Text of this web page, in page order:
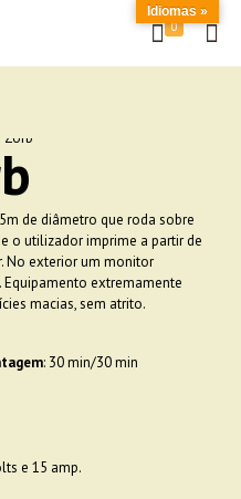
0
de diâmetro que roda sobre
o utilizador imprime a partir de
No exterior um monitor
extremamente
macias, sem atrito.
: 30 min/30 min
e 15 amp.
Idiomas »